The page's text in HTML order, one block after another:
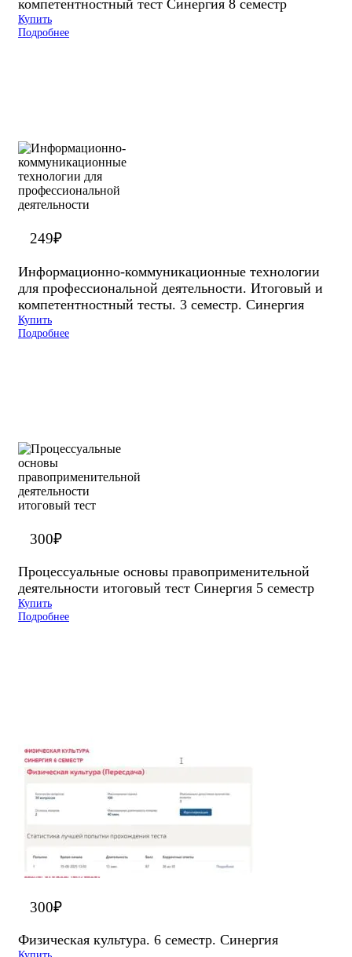
компетентностный тест Синергия 8 семестр
Купить
Подробнее
249₽
Информационно-коммуникационные технологии
для профессиональной деятельности. Итоговый и
компетентностный тесты. 3 семестр. Синергия
Купить
Подробнее
300₽
Процессуальные основы правоприменительной
деятельности итоговый тест Синергия 5 семестр
Купить
Подробнее
300₽
Физическая культура. 6 семестр. Синергия